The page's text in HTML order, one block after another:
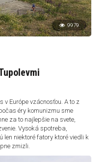
9979
v Európe vzácnosťou. A to z
éry komunizmu sme
za to najlepšie na svete,
Vysoká spotreba,
niektoré fatory ktoré viedli k
zmizli.